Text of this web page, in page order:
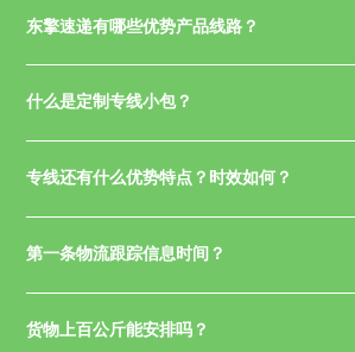
东擎速递有哪些优势产品线路？
什么是定制专线小包？
专线还有什么优势特点？时效如何？
第一条物流跟踪信息时间？
货物上百公斤能安排吗？